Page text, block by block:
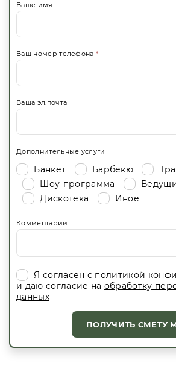
Ваше имя
Ваш номер телефона*
Ваша эл.почта
Дополнительные услуги
Банкет Барбекю
Шоу-программа
Дискотека
Иное
Комментарии
Я согласен с политикой
и даю согласие на обработку
данных
ПОЛУЧИТЬ СМЕТУ